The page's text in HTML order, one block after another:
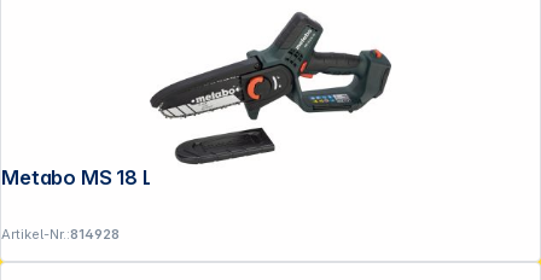
Metabo MS 18 LTX 15 metaBOX
Artikel-Nr.:814928